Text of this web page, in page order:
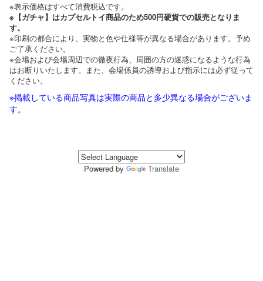
※表示価格はすべて消費税込です。
※【ガチャ】はカプセルトイ商品のため500円硬貨での販売となりま
す。
※印刷の都合により、実物と色や仕様等が異なる場合があります。予め
ご了承ください。
※会場および会場周辺での徹夜行為、周囲の方の迷惑になるような行為
はお断りいたします。また、会場係員の誘導および指示には必ず従って
ください。
※掲載している商品写真は実際の商品と多少異なる場合がございま
す。
Powered by Translate